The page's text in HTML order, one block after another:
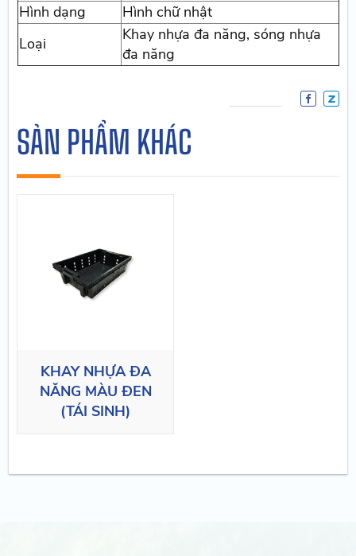
Hình dạng
Hình chữ nhật
Loại
Khay nhựa đa năng, sóng nhựa
đa năng
SẢN PHẨM KHÁC
KHAY NHỰA ĐA
NĂNG MÀU ĐEN
(TÁI SINH)